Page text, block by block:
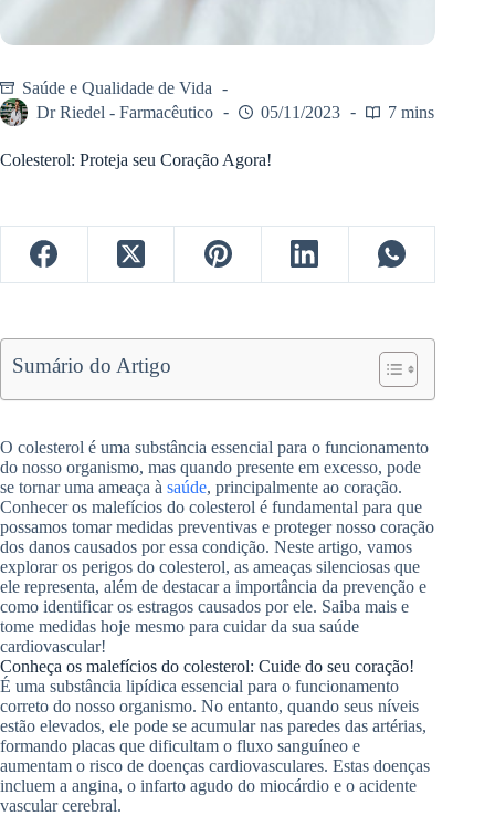
Saúde e Qualidade de Vida
Dr Riedel - Farmacêutico
05/11/2023 7 mins
Colesterol: Proteja seu Coração Agora!
Sumário do Artigo
O colesterol é uma substância essencial para o funcionamento
do nosso organismo, mas quando presente em excesso, pode
se tornar uma ameaça à saúde, principalmente ao coração.
Conhecer os malefícios do colesterol é fundamental para que
possamos tomar medidas preventivas e proteger nosso coração
dos danos causados por essa condição. Neste artigo, vamos
explorar os perigos do colesterol, as ameaças silenciosas que
ele representa, além de destacar a importância da prevenção e
como identificar os estragos causados por ele. Saiba mais e
tome medidas hoje mesmo para cuidar da sua saúde
cardiovascular!
Conheça os malefícios do colesterol: Cuide do seu coração!
É uma substância lipídica essencial para o funcionamento
correto do nosso organismo. No entanto, quando seus níveis
estão elevados, ele pode se acumular nas paredes das artérias,
formando placas que dificultam o fluxo sanguíneo e
aumentam o risco de doenças cardiovasculares. Estas doenças
incluem a angina, o infarto agudo do miocárdio e o acidente
vascular cerebral.